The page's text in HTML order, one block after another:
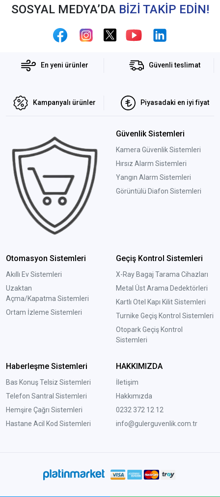
SOSYAL MEDYA’DA BİZİ TAKİP EDİN!
En yeni ürünler Güvenli teslimat
Kampanyalı ürünler Piyasadaki en iyi fiyat
Güvenlik Sistemleri
Kamera Güvenlik Sistemleri
Hırsız Alarm Sistemleri
Yangın Alarm Sistemleri
Görüntülü Diafon Sistemleri
Otomasyon Sistemleri
Akıllı Ev Sistemleri
Uzaktan
Açma/Kapatma Sistemleri
Ortam İzleme Sistemleri
Geçiş Kontrol Sistemleri
X-Ray Bagaj Tarama Cihazları
Metal Üst Arama Dedektörleri
Kartlı Otel Kapı Kilit Sistemleri
Turnike Geçiş Kontrol Sistemleri
Otopark Geçiş Kontrol
Sistemleri
Haberleşme Sistemleri
Bas Konuş Telsiz Sistemleri
Telefon Santral Sistemleri
Hemşire Çağrı Sistemleri
Hastane Acil Kod Sistemleri
HAKKIMIZDA
İletişim
Hakkımızda
0232 372 12 12
info@gulerguvenlik.com.tr